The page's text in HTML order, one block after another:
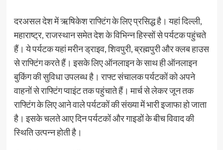
दरअसल देश में ऋषिकेश राफ्टिंग के लिए प्रसिद्ध है। यहां दिल्ली,
महाराष्ट्र, राजस्थान समेत देश के विभिन्न हिस्सों से पर्यटक पहुंचते
हैं। ये पर्यटक यहां मरीन ड्राइव, शिवपुरी, ब्रह्मपुरी और क्लब हाउस
से राफ्टिंग करते हैं। इसके लिए ऑनलाइन के साथ ही ऑनलाइन
बुकिंग की सुविधा उपलब्ध है। राफ्ट संचालक पर्यटकों को अपने
वाहनों से राफ्टिंग प्वाइंट तक पहुंचाते हैं। मार्च से लेकर जून तक
राफ्टिंग के लिए आने वाले पर्यटकों की संख्या में भारी इजाफा हो जाता
है। इसके चलते आए दिन पर्यटकों और गाइडों के बीच विवाद की
स्थिति उत्पन्न होती है।